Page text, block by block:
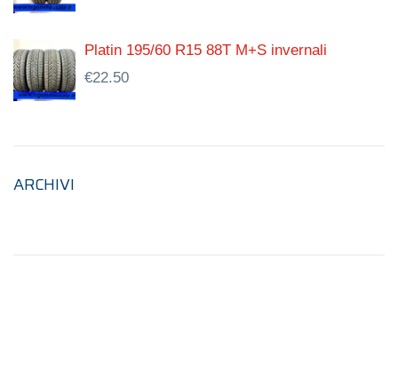
Platin 195/60 R15 88T M+S invernali
€22.50
ARCHIVI